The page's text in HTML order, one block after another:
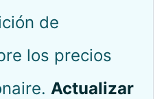
de
los precios
Actualizar